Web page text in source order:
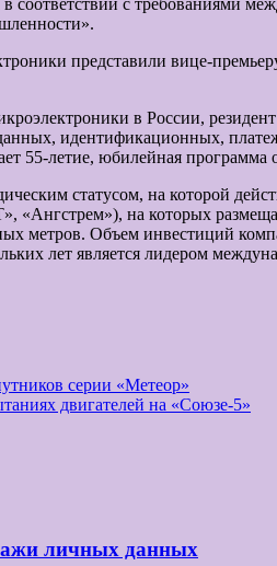
представили вице-
в России,
идентификационных,
55-летие, юбилейная программа
статусом, на которой
на которых
метров. Объем инвестиций
лет является лидером
серии «Метеор»
двигателей на «Союзе-5»
личных данных